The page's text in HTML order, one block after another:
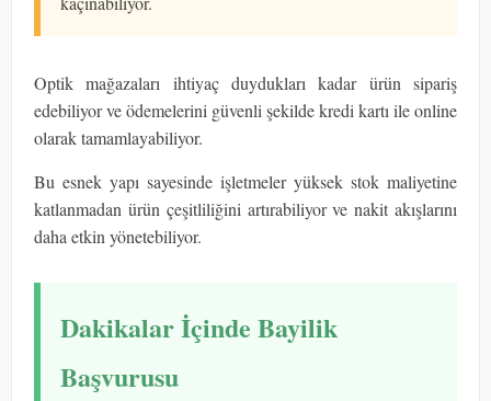
Optik mağazaları ihtiyaç duydukları kadar ürün sipariş
edebiliyor ve ödemelerini güvenli şekilde kredi kartı ile online
olarak tamamlayabiliyor.
Bu esnek yapı sayesinde işletmeler yüksek stok maliyetine
katlanmadan ürün çeşitliliğini artırabiliyor ve nakit akışlarını
daha etkin yönetebiliyor.
Dakikalar İçinde Bayilik
Başvurusu